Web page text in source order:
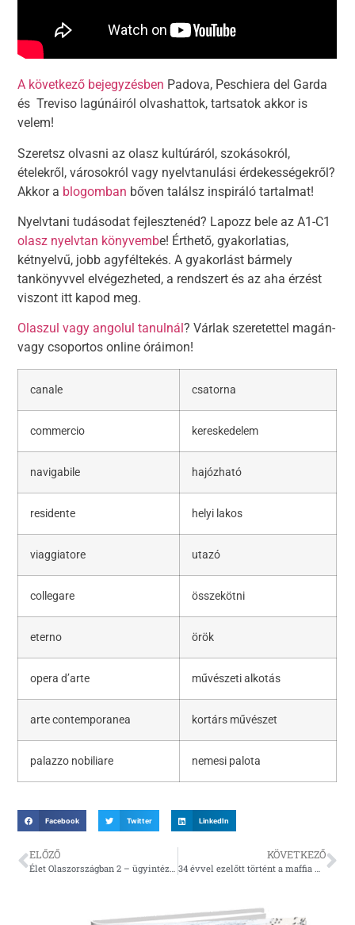
A következő bejegyzésben Padova, Peschiera del Garda
és Treviso lagúnáiról olvashattok, tartsatok akkor is
velem!
Szeretsz olvasni az olasz kultúráról, szokásokról,
ételekről, városokról vagy nyelvtanulási érdekességekről?
Akkor a blogomban bőven találsz inspiráló tartalmat!
Nyelvtani tudásodat fejlesztenéd? Lapozz bele az A1-C1
olasz nyelvtan könyvembe! Érthető, gyakorlatias,
kétnyelvű, jobb agyféltekés. A gyakorlást bármely
tankönyvvel elvégezheted, a rendszert és az aha érzést
viszont itt kapod meg.
Olaszul vagy angolul tanulnál? Várlak szeretettel magán-
vagy csoportos online óráimon!
canale csatorna
commercio kereskedelem
navigabile hajózható
residente helyi lakos
viaggiatore utazó
collegare összekötni
eterno örök
opera d’arte művészeti alkotás
arte contemporanea kortárs művészet
palazzo nobiliare nemesi palota
Facebook Twitter LinkedIn
ELŐZŐ
Élet Olaszországban 2 – ügyintézés, hivatalok, bürokrácia
KÖVETKEZŐ
34 évvel ezelőtt történt a maffia minden idők legbrutálisabb vérengzése